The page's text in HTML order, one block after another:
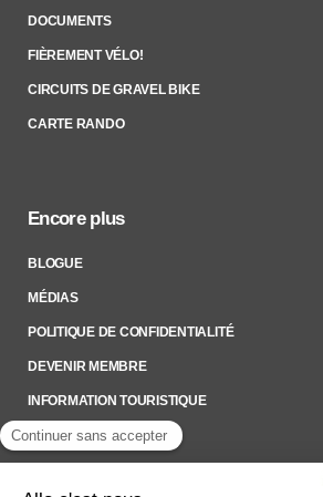
DOCUMENTS
FIÈREMENT VÉLO!
CIRCUITS DE GRAVEL BIKE
CARTE RANDO
Encore plus
BLOGUE
MÉDIAS
POLITIQUE DE CONFIDENTIALITÉ
DEVENIR MEMBRE
INFORMATION TOURISTIQUE